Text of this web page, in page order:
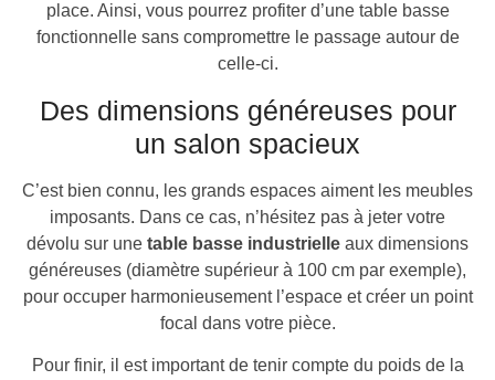
place. Ainsi, vous pourrez profiter d’une table basse
fonctionnelle sans compromettre le passage autour de
celle-ci.
Des dimensions généreuses pour
un salon spacieux
C’est bien connu, les grands espaces aiment les meubles
imposants. Dans ce cas, n’hésitez pas à jeter votre
dévolu sur une table basse industrielle aux dimensions
généreuses (diamètre supérieur à 100 cm par exemple),
pour occuper harmonieusement l’espace et créer un point
focal dans votre pièce.
Pour finir, il est important de tenir compte du poids de la